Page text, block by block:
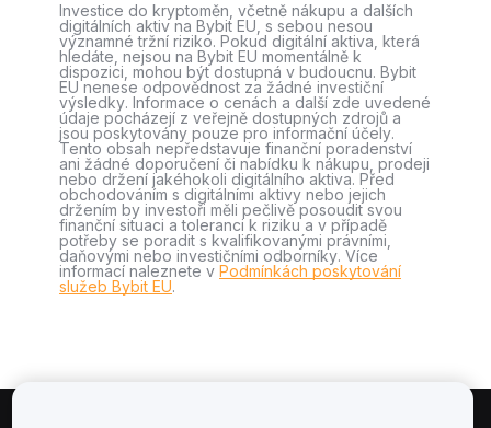
Investice do kryptoměn, včetně nákupu a dalších
digitálních aktiv na Bybit EU, s sebou nesou
významné tržní riziko. Pokud digitální aktiva, která
hledáte, nejsou na Bybit EU momentálně k
dispozici, mohou být dostupná v budoucnu. Bybit
EU nenese odpovědnost za žádné investiční
výsledky. Informace o cenách a další zde uvedené
údaje pocházejí z veřejně dostupných zdrojů a
jsou poskytovány pouze pro informační účely.
Tento obsah nepředstavuje finanční poradenství
ani žádné doporučení či nabídku k nákupu, prodeji
nebo držení jakéhokoli digitálního aktiva. Před
obchodováním s digitálními aktivy nebo jejich
držením by investoři měli pečlivě posoudit svou
finanční situaci a toleranci k riziku a v případě
potřeby se poradit s kvalifikovanými právními,
daňovými nebo investičními odborníky. Více
informací naleznete v Podmínkách poskytování
služeb Bybit EU.